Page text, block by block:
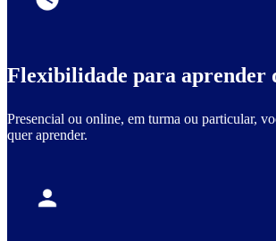
Flexibilidade para aprender
Presencial ou online, em turma ou particular,
quer aprender.